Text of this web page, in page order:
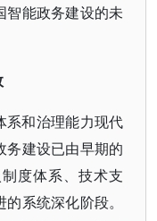
智能政务建设的未
系和治理能力现代
务建设已由早期的
度体系、技术支
系统深化阶段。